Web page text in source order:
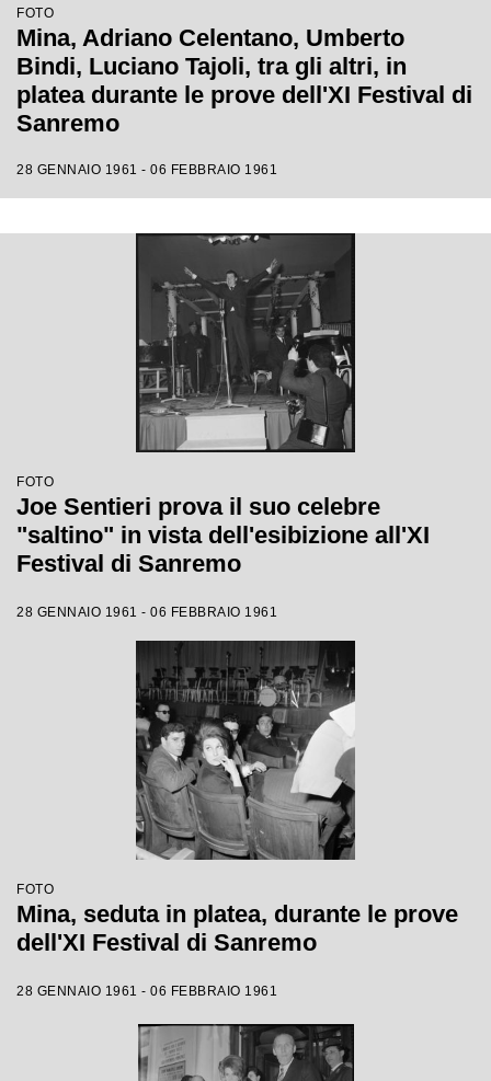
FOTO
Mina, Adriano Celentano, Umberto
Bindi, Luciano Tajoli, tra gli altri, in
platea durante le prove dell'XI Festival di
Sanremo
28 GENNAIO 1961 - 06 FEBBRAIO 1961
FOTO
Joe Sentieri prova il suo celebre
"saltino" in vista dell'esibizione all'XI
Festival di Sanremo
28 GENNAIO 1961 - 06 FEBBRAIO 1961
FOTO
Mina, seduta in platea, durante le prove
dell'XI Festival di Sanremo
28 GENNAIO 1961 - 06 FEBBRAIO 1961